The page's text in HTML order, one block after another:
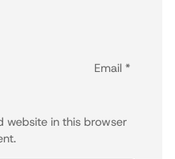
Email *
website in this browser